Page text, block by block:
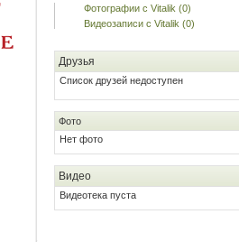
Фотографии с Vitalik (0)
Видеозаписи с Vitalik (0)
Друзья
Список друзей недоступен
Фото
Нет фото
Видео
Видеотека пуста